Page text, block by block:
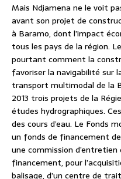
Mais Ndjamena ne le voit
avant son projet de
à Baramo, dont l’impact
tous les pays de la région.
pourtant comment la
favoriser la navigabilité sur
transport multimodal de la
2013 trois projets de la
études hydrographiques.
des cours d’eau. Le Fonds
un fonds de financement
une commission d’entretien
financement, pour
balisage, d’un centre de